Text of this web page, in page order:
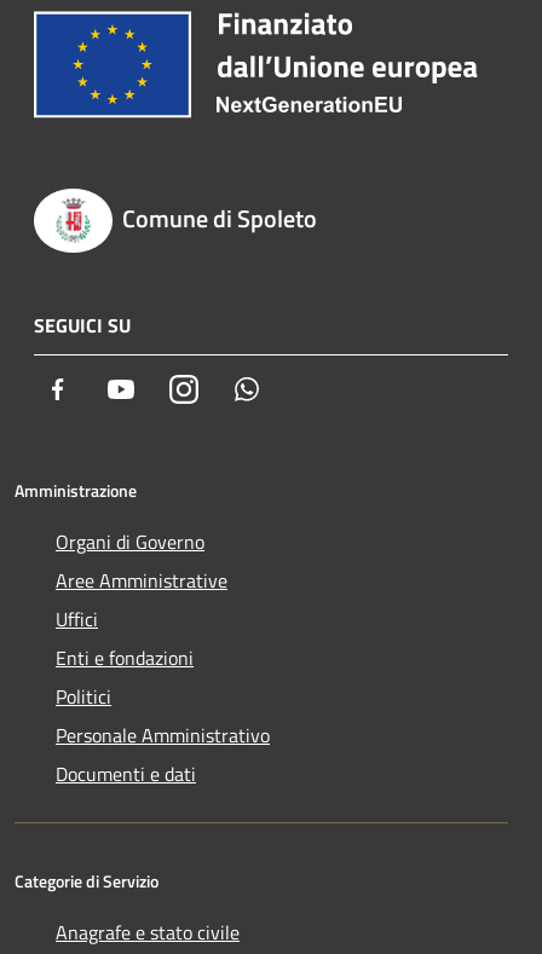
Comune di Spoleto
SEGUICI SU
Facebook YoutubeInstagram
Amministrazione
Organi di Governo
Aree Amministrative
Uffici
Enti e fondazioni
Politici
Personale Amministrativo
Documenti e dati
Categorie di Servizio
Anagrafe e stato civile